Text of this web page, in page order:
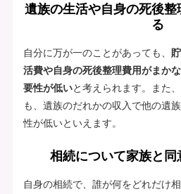
遺族の生活や自身の死後
る
自分に万が一のことがあっても、
活費や自身の死後整理費用がまか
要性が低いと考えられます。また
も、遺族のだれかの収入で他の遺
性が低いといえます。
相続について家族と同
自身の相続で、誰が何をどれだけ